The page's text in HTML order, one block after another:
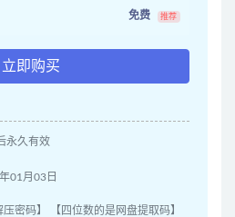
免费 推荐
立即购买
永久有效
01月03日
密码】 【四位数的是网盘提取码】